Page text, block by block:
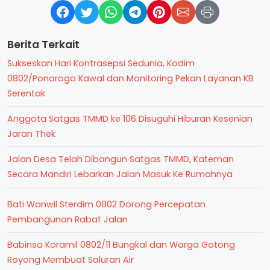
Berita Terkait
Sukseskan Hari Kontrasepsi Sedunia, Kodim
0802/Ponorogo Kawal dan Monitoring Pekan Layanan KB
Serentak
Anggota Satgas TMMD ke 106 Disuguhi Hiburan Kesenian
Jaran Thek
Jalan Desa Telah Dibangun Satgas TMMD, Kateman
Secara Mandiri Lebarkan Jalan Masuk Ke Rumahnya
Bati Wanwil Sterdim 0802 Dorong Percepatan
Pembangunan Rabat Jalan
Babinsa Koramil 0802/11 Bungkal dan Warga Gotong
Royong Membuat Saluran Air